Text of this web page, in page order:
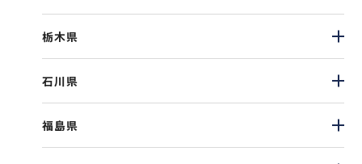
栃木県
石川県
福島県